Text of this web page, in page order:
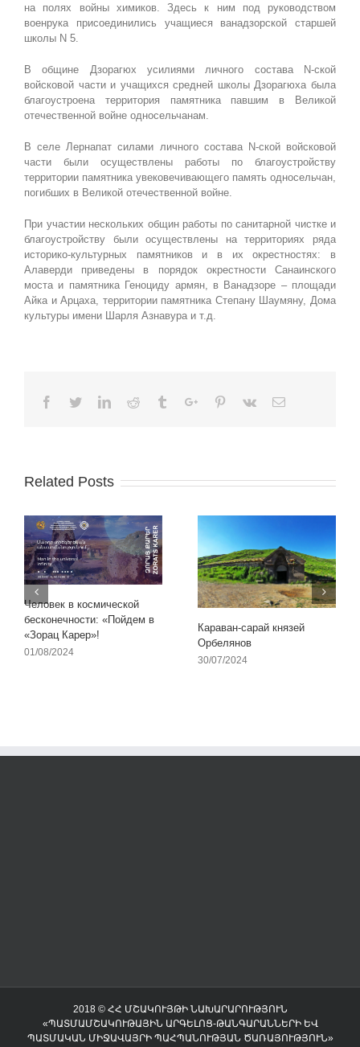
на полях войны химиков. Здесь к ним под руководством
военрука присоединились учащиеся ванадзорской старшей
школы N 5.
В общине Дзорагюх усилиями личного состава N-ской
войсковой части и учащихся средней школы Дзорагюха была
благоустроена территория памятника павшим в Великой
отечественной войне односельчанам.
В селе Лернапат силами личного состава N-ской войсковой
части были осуществлены работы по благоустройству
территории памятника увековечивающего память односельчан,
погибших в Великой отечественной войне.
При участии нескольких общин работы по санитарной чистке и
благоустройству были осуществлены на территориях ряда
историко-культурных памятников и в их окрестностях: в
Алаверди приведены в порядок окрестности Санаинского
моста и памятника Геноциду армян, в Ванадзоре – площади
Айка и Арцаха, территории памятника Степану Шаумяну, Дома
культуры имени Шарля Азнавура и т.д.
Facebook
TwitterLinkedinReddit TumblrGoogle+Pinterest
Vk Email
Related Posts
Человек в космической
бесконечности: «Пойдем в
«Зорац Карер»!
01/08/2024
Караван-сарай князей
Орбелянов
30/07/2024
2018 © ՀՀ ՄՇԱԿՈՒՅԹԻ ՆԱԽԱՐԱՐՈՒԹՅՈՒՆ
«ՊԱՏՄԱՄՇԱԿՈՒԹԱՅԻՆ ԱՐԳԵԼՈՑ-ԹԱՆԳԱՐԱՆՆԵՐԻ ԵՎ
ՊԱՏՄԱԿԱՆ ՄԻՋԱՎԱՅՐԻ ՊԱՀՊԱՆՈՒԹՅԱՆ ԾԱՌԱՅՈՒԹՅՈՒՆ»